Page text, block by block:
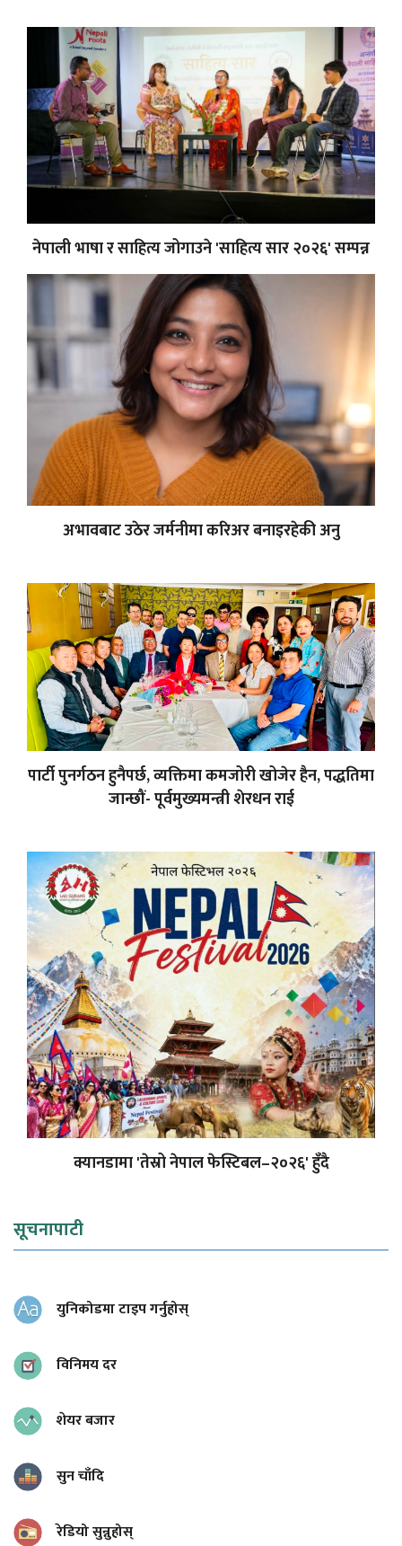
नेपाली भाषा र साहित्य जोगाउने 'साहित्य सार २०२६' सम्पन्न
अभावबाट उठेर जर्मनीमा करिअर बनाइरहेकी अनु
पार्टी पुनर्गठन हुनैपर्छ, व्यक्तिमा कमजोरी खोजेर हैन, पद्धतिमा
जान्छौं- पूर्वमुख्यमन्त्री शेरधन राई
क्यानडामा 'तेस्रो नेपाल फेस्टिबल–२०२६' हुँदै
सूचनापाटी
युनिकोडमा टाइप गर्नुहोस्
विनिमय दर
शेयर बजार
सुन चाँदि
रेडियो सुन्नुहोस्